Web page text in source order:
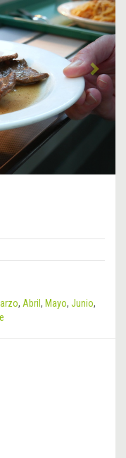
, Abril, Mayo, Junio,